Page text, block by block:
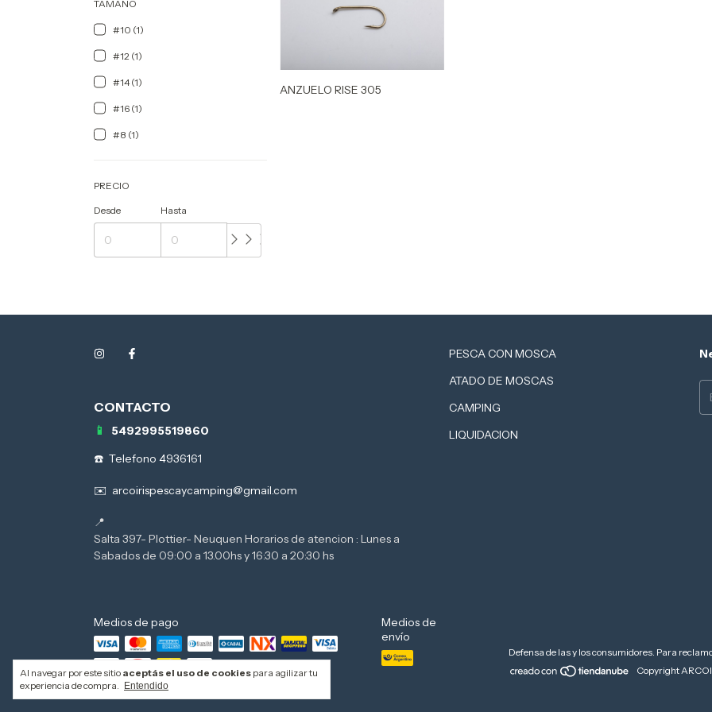
Al navegar por este sitio aceptás el uso de cookies para agilizar tu
experiencia de compra.
Entendido
TAMAÑO
#10 (1)
#12 (1)
#14 (1)
#16 (1)
#8 (1)
PRECIO
Desde Hasta
ANZUELO RISE 305
5492995519860
Telefono 4936161
arcoirispescaycamping@gmail.com
Salta 397- Plottier- Neuquen Horarios de atencion : Lunes a
PESCA CON MOSCA
ATADO DE MOSCAS
CAMPING
LIQUIDACION
Medios de pago
Medios de
envío
Defensa de las y los consumidores. Para
Copyright